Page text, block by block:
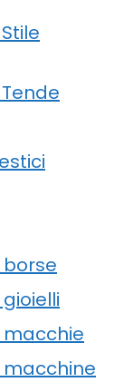
borse
macchie
macchine